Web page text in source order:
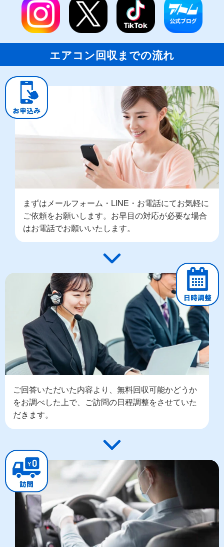
エアコン回収までの流れ
まずはメールフォーム・LINE・お電話にてお気軽に
ご依頼をお願いします。お早目の対応が必要な場合
はお電話でお願いいたします。
ご回答いただいた内容より、無料回収可能かどうか
をお調べした上で、ご訪問の日程調整をさせていた
だきます。